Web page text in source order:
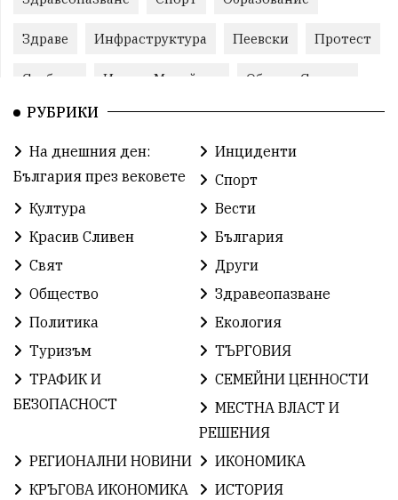
Здраве Инфраструктура Пеевски Протест
Свобода ИвелинМихайлов ОбщинаСливен
Карандила
РадостинВасилев ЛекаАтлетика МЕЧ
ХристоИлиев БългарскоЗемеделие
КироБрейка БългарскиСпорт София
земеделие
ИсторияНаБългария Иновации САЩ
БългарскаГордост Археология Твърдица
ОбщинаСливен Легенда Право
Хасково ВиКСливен
РУБРИКИ
На днешния ден:
България през вековете
Инциденти
Спорт
Култура
Вести
Красив Сливен
България
Свят
Други
Общество
Здравеопазване
Политика
Екология
Туризъм
ТЪРГОВИЯ
ТРАФИК И
БЕЗОПАСНОСТ
СЕМЕЙНИ ЦЕННОСТИ
МЕСТНА ВЛАСТ И
РЕШЕНИЯ
РЕГИОНАЛНИ НОВИНИ
ИКОНОМИКА
КРЪГОВА ИКОНОМИКА
ИСТОРИЯ